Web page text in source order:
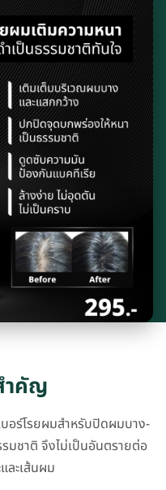
ำคัญ
อร์โรยผมสำหรับปิดผมบาง-
มชาติ จึงไม่เป็นอันตรายต่อ
ละเส้นผม